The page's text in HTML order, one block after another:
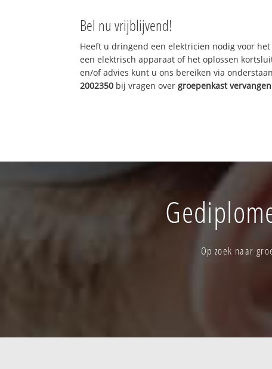
Bel nu vrijblijvend!
Heeft u dringend een elektricien nodig voor
een elektrisch apparaat of het oplossen
en/of advies kunt u ons bereiken via
2002350 bij vragen overgroepenkast vervangen
Op zoek naar